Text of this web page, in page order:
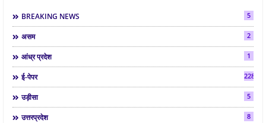
BREAKING NEWS 5
असम 2
आंध्र प्रदेश 1
ई-पेपर 2286
उड़ीसा 5
उत्तरप्रदेश 8